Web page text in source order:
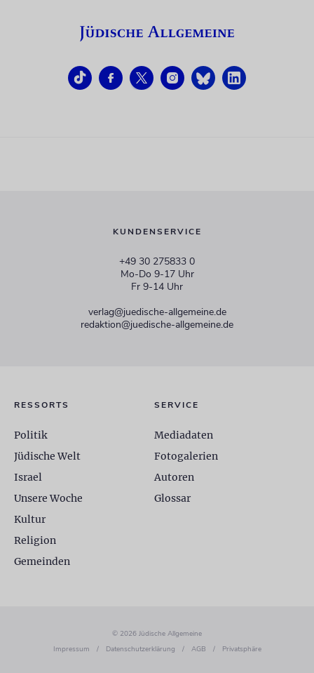
KUNDENSERVICE
+49 30 275833 0
Mo-Do 9-17 Uhr
Fr 9-14 Uhr
verlag@juedische-allgemeine.de
redaktion@juedische-allgemeine.de
RESSORTS
Politik
Jüdische Welt
Israel
Unsere Woche
Kultur
Religion
Gemeinden
SERVICE
Mediadaten
Fotogalerien
Autoren
Glossar
© 2026 Jüdische Allgemeine
Impressum
/ Datenschutzerklärung / AGB / Privatsphäre